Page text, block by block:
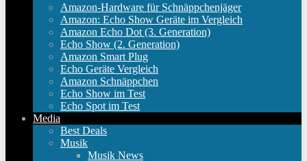
Amazon-Hardware für Schnäppchenjäger
Amazon: Echo Show Geräte im Vergleich
Amazon Echo Dot (3. Generation)
Echo Show (2. Generation)
Amazon Smart Plug
Echo Geräte Vergleich
Amazon Schnäppchen
Echo Show im Test
Echo Spot im Test
Media
Best Deals
Musik
Musik News